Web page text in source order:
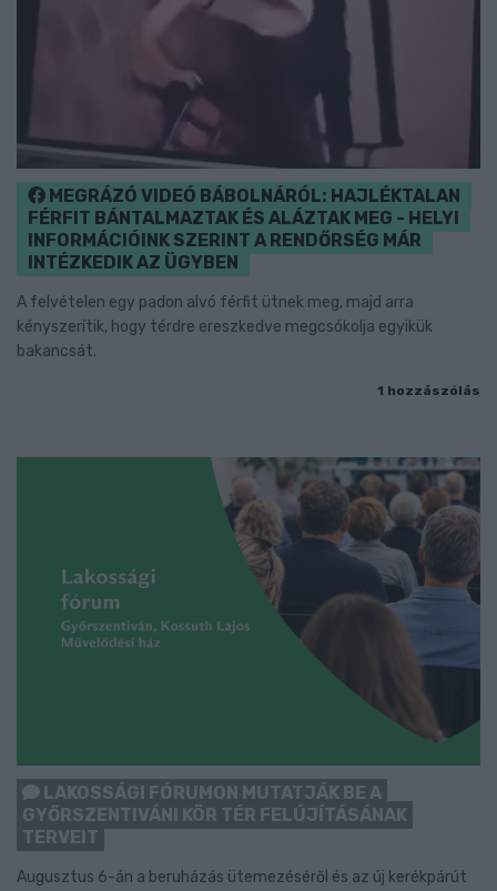
MEGRÁZÓ VIDEÓ BÁBOLNÁRÓL: HAJLÉKTALAN
FÉRFIT BÁNTALMAZTAK ÉS ALÁZTAK MEG - HELYI
INFORMÁCIÓINK SZERINT A RENDŐRSÉG MÁR
INTÉZKEDIK AZ ÜGYBEN
A felvételen egy padon alvó férfit ütnek meg, majd arra
kényszerítik, hogy térdre ereszkedve megcsókolja egyikük
bakancsát.
1 hozzászólás
LAKOSSÁGI FÓRUMON MUTATJÁK BE A
GYŐRSZENTIVÁNI KÖR TÉR FELÚJÍTÁSÁNAK
TERVEIT
Augusztus 6-án a beruházás ütemezéséről és az új kerékpárút